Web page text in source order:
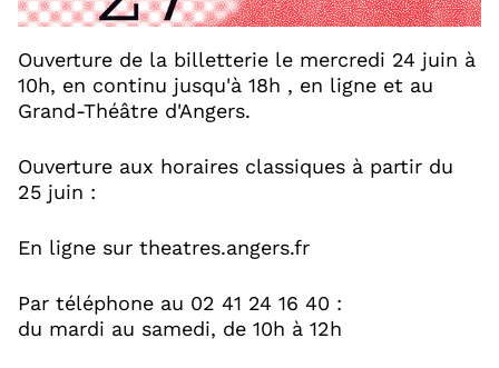
Ouverture de la billetterie le mercredi 24 juin à
10h, en continu jusqu'à 18h , en ligne et au
Grand-Théâtre d'Angers.
Ouverture aux horaires classiques à partir du
25 juin :
En ligne sur theatres.angers.fr
Par téléphone au 02 41 24 16 40 :
du mardi au samedi, de 10h à 12h